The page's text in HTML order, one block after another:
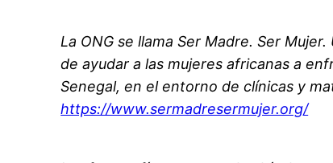
La ONG se llama Ser Madre. Ser
de ayudar a las mujeres africanas a
Senegal, en el entorno de clínicas y
https://www.sermadresermujer.org/